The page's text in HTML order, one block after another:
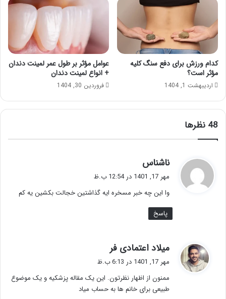
کدام ورزش برای دفع سنگ کلیه
مؤثر است؟
اردیبهشت 1, 1404
عوامل مؤثر بر طول عمر لمینت دندان
+ انواع لمینت دندان
فروردین 30, 1404
‫48 نظرها
ناشناس
ف
:
مهر 17, 1401 در 12:54 ب.ظ
وا این چه خبر مسخره ایه گذاشتین خجالت بکشین یه کم
پاسخ
میلاد اعتمادی فر
:
مهر 17, 1401 در 6:13 ب.ظ
ممنون از اظهار نظرتون. این یک مقاله پزشکیه و یک موضوع
طبیعی برای خانم ها به حساب میاد